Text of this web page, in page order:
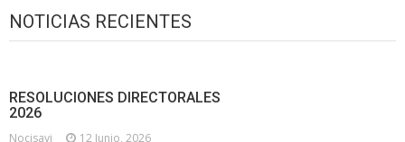
NOTICIAS RECIENTES
RESOLUCIONES DIRECTORALES
2026
Nocisavi 12 Junio, 2026